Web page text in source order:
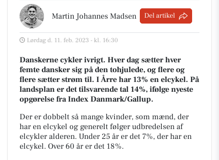
Martin Johannes Madsen Del artikel
Lørdag d. 11. feb. 2023 - kl. 16:30
Danskerne cykler ivrigt. Hver dag sætter hver
femte dansker sig på den tohjulede, og flere og
flere sætter strøm til. I Årre har 13% en elcykel. På
landsplan er det tilsvarende tal 14%, ifølge nyeste
opgørelse fra Index Danmark/Gallup.
Der er dobbelt så mange kvinder, som mænd, der
har en elcykel og generelt følger udbredelsen af
elcykler alderen. Under 25 år er det 7%, der har en
elcykel. Over 60 år er det 18%.